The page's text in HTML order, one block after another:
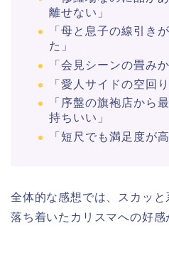
離せない」​
「母と息子の線引き
た」​
「会見シーンの畳み
「愛人サイドの空回
「序盤の旗袍店から
持ちいい」​
「短尺でも満足度が
全体的な感想では、スカッ
落ち着いたカリスマへの好感